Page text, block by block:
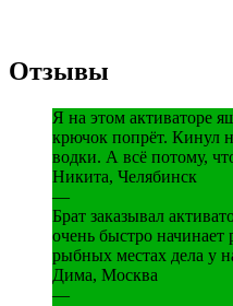
Отзывы
Я на этом активаторе
крючок попрёт. Кинул
водки. А всё потому,
Никита, Челябинск
—
Брат заказывал
очень быстро
рыбных местах дела у
Дима, Москва
—